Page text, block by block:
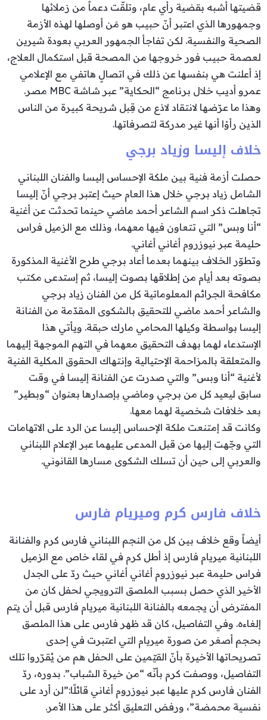
قضيتها أشبه بقضية رأي عام، وتلقّت دعماً من زملائها
وجمهورها الذي اعتبر أنّ حبيب هو مَن أوصلها لهذه الأزمة
الصحية والنفسية. لكن تفاجأ الجمهور العربي بعودة شيرين
لعصمة حبيب فور خروجها من المصحة قبل استكمال العلاج،
إذ أعلنت هي بنفسها عن ذلك في اتصالٍ هاتفي مع الإعلامي
عمرو أديب خلال برنامج “الحكاية” عبر شاشة MBC مصر.
وهذا ما عرّضها لانتقاد لاذع من قِبل شريحة كبيرة من الناس
الذين رأوْا أنها غير مدركة لتصرفاتها.
خلاف إليسا وزياد برجي
حصلت أزمة فنية بين ملكة الإحساس إليسا والفنان اللبناني
الشامل زياد برجي خلال هذا العام حيث إعتبر برجي أنّ إليسا
تجاهلت ذكر اسم الشاعر أحمد ماضي حينما تحدثت عن أغنية
“أنا وبس” التي تتعاون فيها معهما، وذلك مع الزميل فراس
حليمة عبر نيوزروم أغاني أغاني.
وتطوّر الخلاف بينهما بعدما أعاد برجي طرح الأغنية المذكورة
بصوته بعد أيام من إطلاقها بصوت إليسا، ثم إستدعى مكتب
مكافحة الجرائم المعلوماتية كل من الفنان زياد برجي
والشاعر أحمد ماضي للتحقيق بالشكوى المقدّمة من الفنانة
إليسا بواسطة وكيلها المحامي مارك حبقة. ويأتي هذا
الإستدعاء لهما بهدف التحقيق معهما في التهم الموجهة إليهما
والمتعلقة بالمزاحمة الإحتيالية وإنتهاك الحقوق المكلية الفنية
لأغنية “أنا وبس” والتي صدرت عن الفنانة إليسا في وقت
سابق ليعيد كل من برجي وماضي بإصدارها بعنوان “وبطير”
بعد خلافات شخصية لهما معها.
وكانت قد إمتنعت ملكة الإحساس إليسا عن الرد على الاتهامات
التي وجّهت إليها من قبل المدعى عليهما عبر الإعلام اللبناني
والعربي إلى حين أن تسلك الشكوى مسارها القانوني.
خلاف فارس كرم وميريام فارس
أيضاً وقع خلاف بين كل من النجم اللبناني فارس كرم والفنانة
اللبنانية ميريام فارس إذ أطل كرم في لقاء خاص مع الزميل
فراس حليمة عبر نيوزروم أغاني أغاني حيث ردّ على الجدل
الأخير الذي حصل بسبب الملصق الترويجي لحفل كان من
المفترض أن يجمعه بالفنانة اللبنانية ميريام فارس قبل أن يتم
إلغاءه. وفي التفاصيل، كان قد ظهر فارس على هذا الملصق
بحجم أصغر من صورة ميريام التي اعتبرت في إحدى
تصريحاتها الأخيرة بأنّ القيّمين على الحفل هم من يُقرّروا تلك
التفاصيل، ووصفت كرم بأنّه “من خيرة الشباب”. بدوره، ردّ
الفنان فارس كرم عليها عبر نيوزروم أغاني قائلًا:”لن أرد على
نفسية محمضة”، ورفض التعليق أكثر على هذا الأمر.